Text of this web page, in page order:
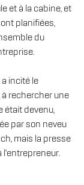
et à la cabine, et
planifiées,
du
incité le
à rechercher une
était devenu,
par son neveu
mais la presse
l'entrepreneur.